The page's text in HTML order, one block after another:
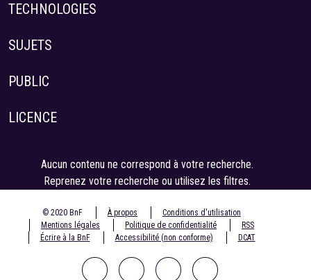
TECHNOLOGIES
SUJETS
PUBLIC
LICENCE
Aucun contenu ne correspond à votre recherche.
Reprenez votre recherche ou utilisez les filtres.
© 2020 BnF À propos
Conditions d'utilisation
Mentions légales
Politique de confidentialité
RSS
Écrire à la BnF
Accessibilité (non conforme) DCAT